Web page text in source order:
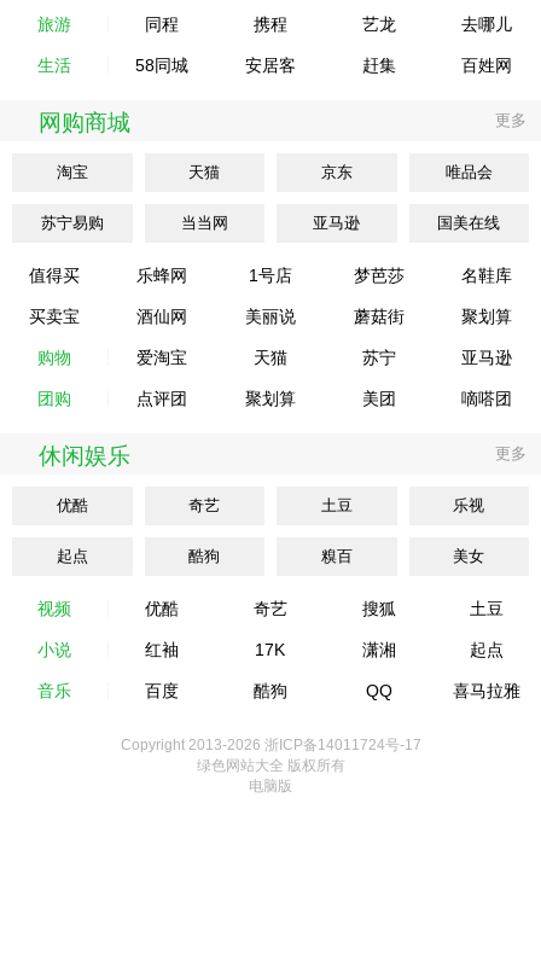
旅游 同程 携程 艺龙 去哪儿
生活 58同城 安居客 赶集 百姓网
网购商城 更多
淘宝 天猫 京东 唯品会
苏宁易购 当当网 亚马逊 国美在线
值得买 乐蜂网 1号店 梦芭莎 名鞋库
买卖宝 酒仙网 美丽说 蘑菇街 聚划算
购物 爱淘宝 天猫 苏宁 亚马逊
团购 点评团 聚划算 美团 嘀嗒团
休闲娱乐 更多
优酷 奇艺 土豆 乐视
起点 酷狗 糗百 美女
视频 优酷 奇艺 搜狐 土豆
小说 红袖 17K 潇湘 起点
音乐 百度 酷狗 QQ 喜马拉雅
Copyright 2013-2026 浙ICP备14011724号-17
绿色网站大全 版权所有
电脑版